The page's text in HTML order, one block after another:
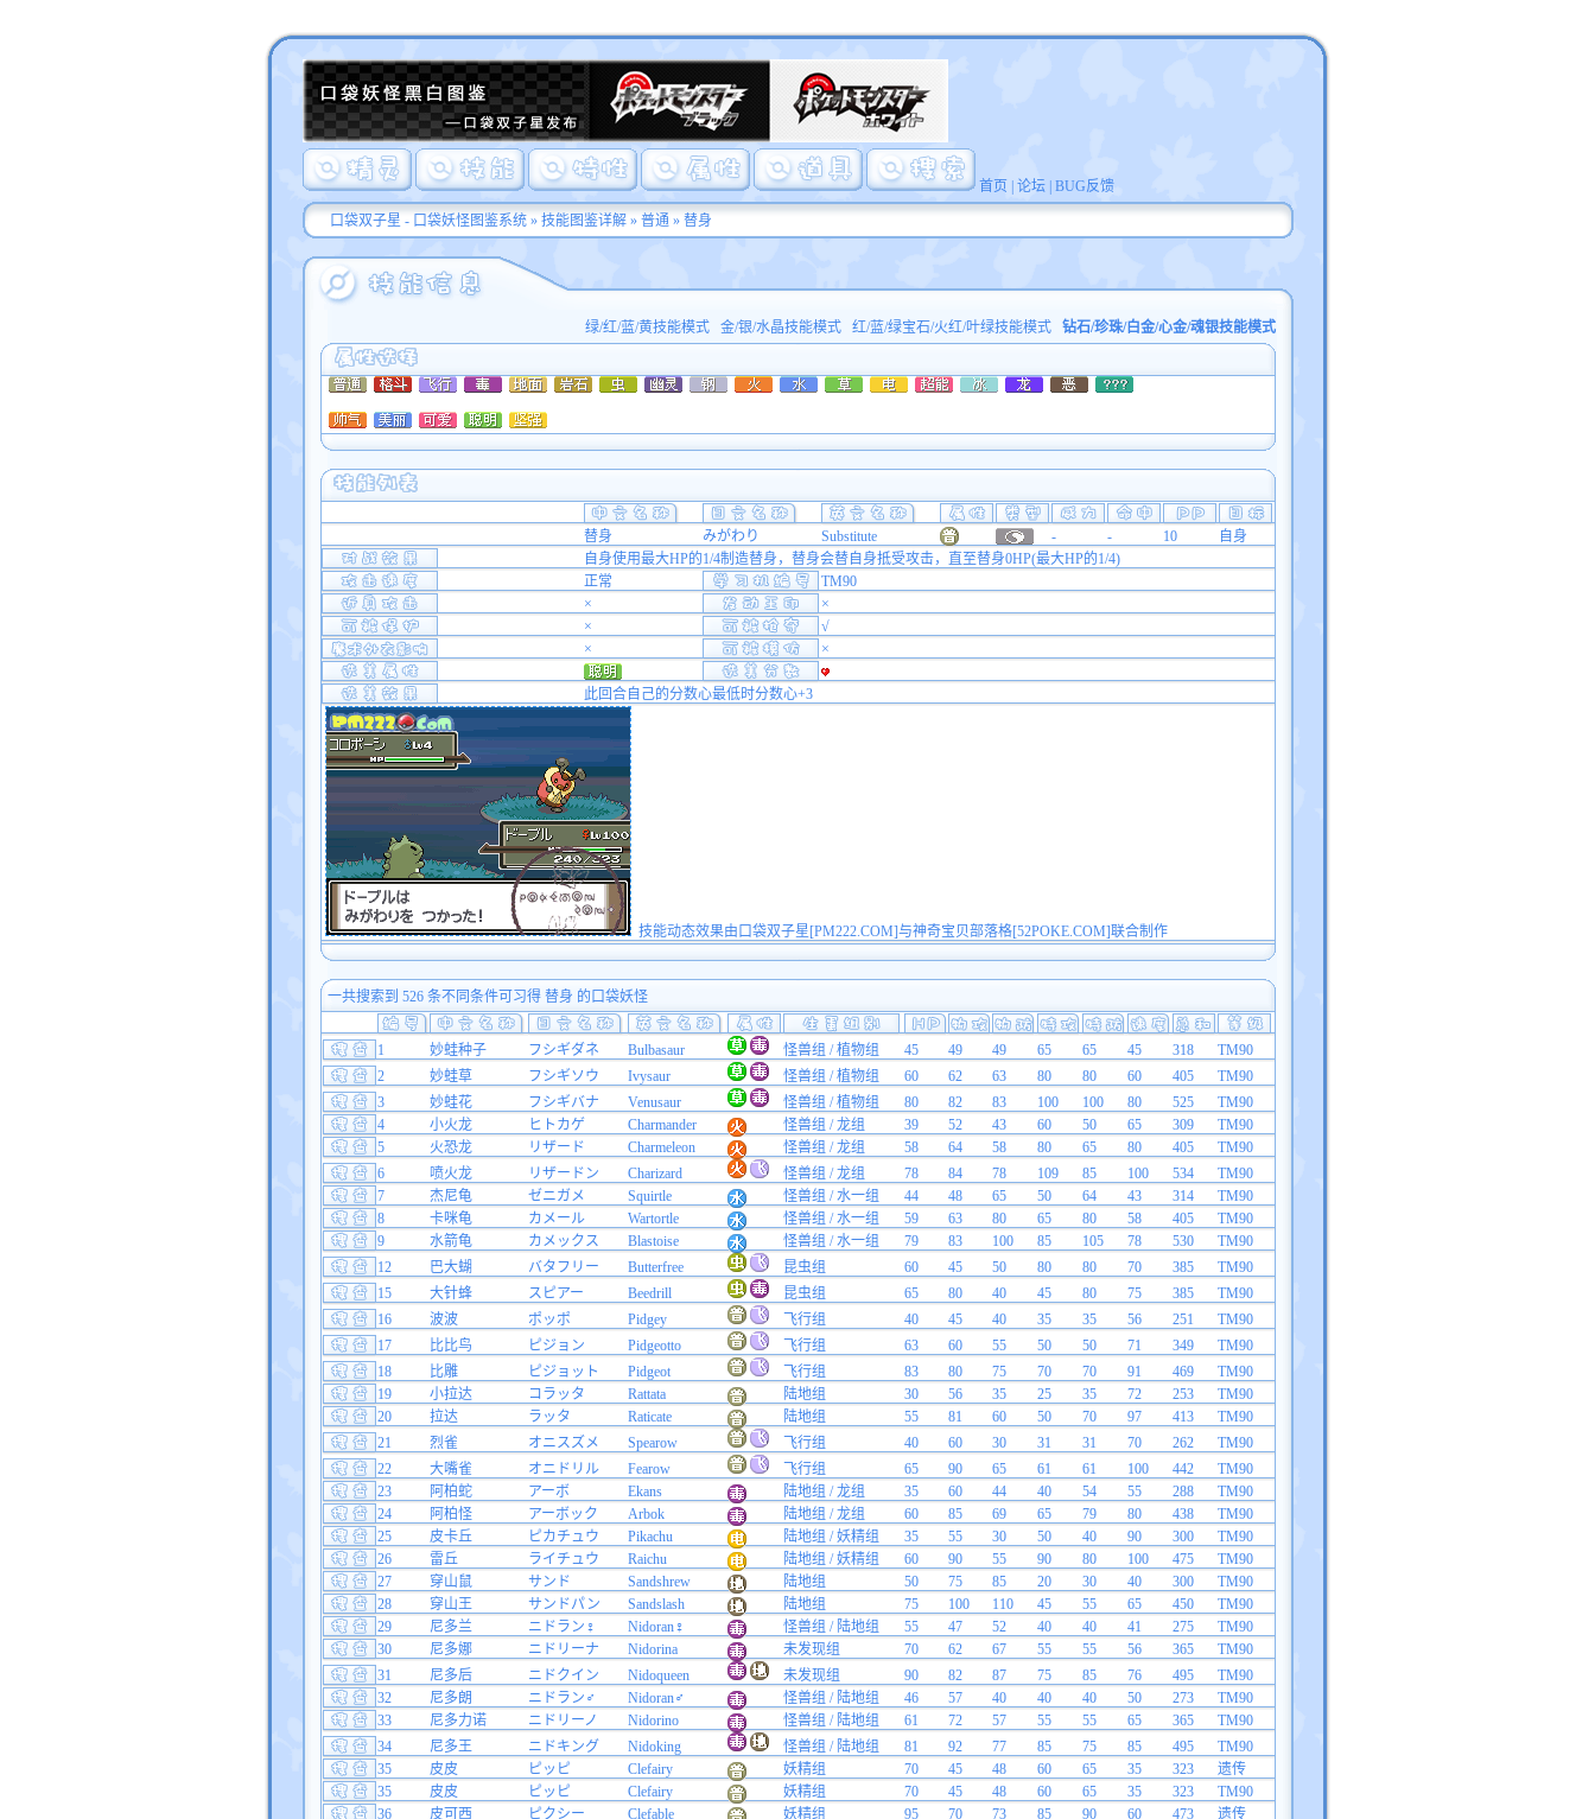
首页 论坛| BUG反馈
口袋双子星 - 口袋妖怪图鉴系统» 技能图鉴详解» 普通» 替身
绿/红/蓝/黄技能模式 金/银/水晶技能模式 红/蓝/绿宝石/火红/叶绿技能模式 钻石/珍珠/白金/心金/魂银技能模式
替身 みがわり Substitute - - 10
自身
自身使用最大HP的1/4制造替身，替身会替自身抵受攻击，直至替身0HP(最大HP的1/4)
正常
TM90
×
×
×
√
×
×
此回合自己的分数心最低时分数心+3
技能动态效果由口袋双子星[PM222.COM]与神奇宝贝部落格[52POKE.COM]联合制作
一共搜索到 526 条不同条件可习得 替身 的口袋妖怪
1 妙蛙种子 フシギダネ Bulbasaur 怪兽组 / 植物组 45 49 49 65 65 45 318
TM90
2
妙蛙草 フシギソウ Ivysaur 怪兽组 / 植物组 60 62 63 80 80 60 405
TM90
3
妙蛙花 フシギバナ Venusaur 怪兽组 / 植物组 80 82 83 100 100 80 525
TM90
4
小火龙 ヒトカゲ Charmander 怪兽组 / 龙组 39 52 43 60 50 65 309
TM90
5
火恐龙 リザード Charmeleon 怪兽组 / 龙组 58 64 58 80 65 80 405
TM90
6
喷火龙 リザードン Charizard 怪兽组 / 龙组 78 84 78 109 85 100 534
TM90
7
杰尼龟 ゼニガメ Squirtle 怪兽组 / 水一组 44 48 65 50 64 43 314
TM90
8
卡咪龟 カメール Wartortle 怪兽组 / 水一组 59 63 80 65 80 58 405
TM90
9
水箭龟 カメックス Blastoise 怪兽组 / 水一组 79 83 100 85 105 78 530
TM90
12
巴大蝴 バタフリー Butterfree 昆虫组 60 45 50 80 80 70 385
TM90
15
大针蜂 スピアー Beedrill 昆虫组 65 80 40 45 80 75 385
TM90
16
波波 ポッポ Pidgey 飞行组 40 45 40 35 35 56 251
TM90
17
比比鸟 ピジョン Pidgeotto 飞行组 63 60 55 50 50 71 349
TM90
18
比雕 ピジョット Pidgeot 飞行组 83 80 75 70 70 91 469
TM90
19
小拉达 コラッタ Rattata 陆地组 30 56 35 25 35 72 253
TM90
20
拉达 ラッタ Raticate 陆地组 55 81 60 50 70 97 413
TM90
21
烈雀 オニスズメ Spearow 飞行组 40 60 30 31 31 70 262
TM90
22
大嘴雀 オニドリル Fearow 飞行组 65 90 65 61 61 100 442
TM90
23
阿柏蛇 アーボ Ekans 陆地组 / 龙组 35 60 44 40 54 55 288
TM90
24
阿柏怪 アーボック Arbok 陆地组 / 龙组 60 85 69 65 79 80 438
TM90
25
皮卡丘 ピカチュウ Pikachu 陆地组 / 妖精组 35 55 30 50 40 90 300
TM90
26
雷丘 ライチュウ Raichu 陆地组 / 妖精组 60 90 55 90 80 100 475
TM90
27
穿山鼠 サンド Sandshrew 陆地组 50 75 85 20 30 40 300
TM90
28
穿山王 サンドパン Sandslash 陆地组 75 100 110 45 55 65 450
TM90
29
尼多兰 ニドラン♀ Nidoran♀ 怪兽组 / 陆地组 55 47 52 40 40 41 275
TM90
30
尼多娜 ニドリーナ Nidorina 未发现组 70 62 67 55 55 56 365
TM90
31
尼多后 ニドクイン Nidoqueen 未发现组 90 82 87 75 85 76 495
TM90
32
尼多朗 ニドラン♂ Nidoran♂ 怪兽组 / 陆地组 46 57 40 40 40 50 273
TM90
33
尼多力诺 ニドリーノ Nidorino 怪兽组 / 陆地组 61 72 57 55 55 65 365
TM90
34
尼多王 ニドキング Nidoking 怪兽组 / 陆地组 81 92 77 85 75 85 495
TM90
35
皮皮 ピッピ Clefairy 妖精组 70 45 48 60 65 35 323
遗传
35
皮皮 ピッピ Clefairy 妖精组 70 45 48 60 65 35 323
TM90
36
皮可西 ピクシー Clefable 妖精组 95 70 73 85 90 60 473
遗传